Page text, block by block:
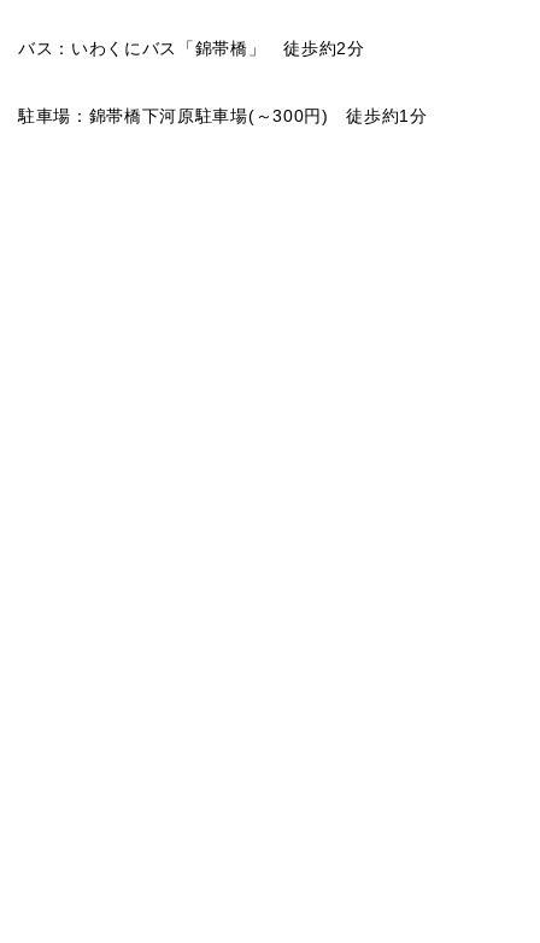
バス：いわくにバス「錦帯橋」 徒歩約2分
駐車場：錦帯橋下河原駐車場(～300円) 徒歩約1分